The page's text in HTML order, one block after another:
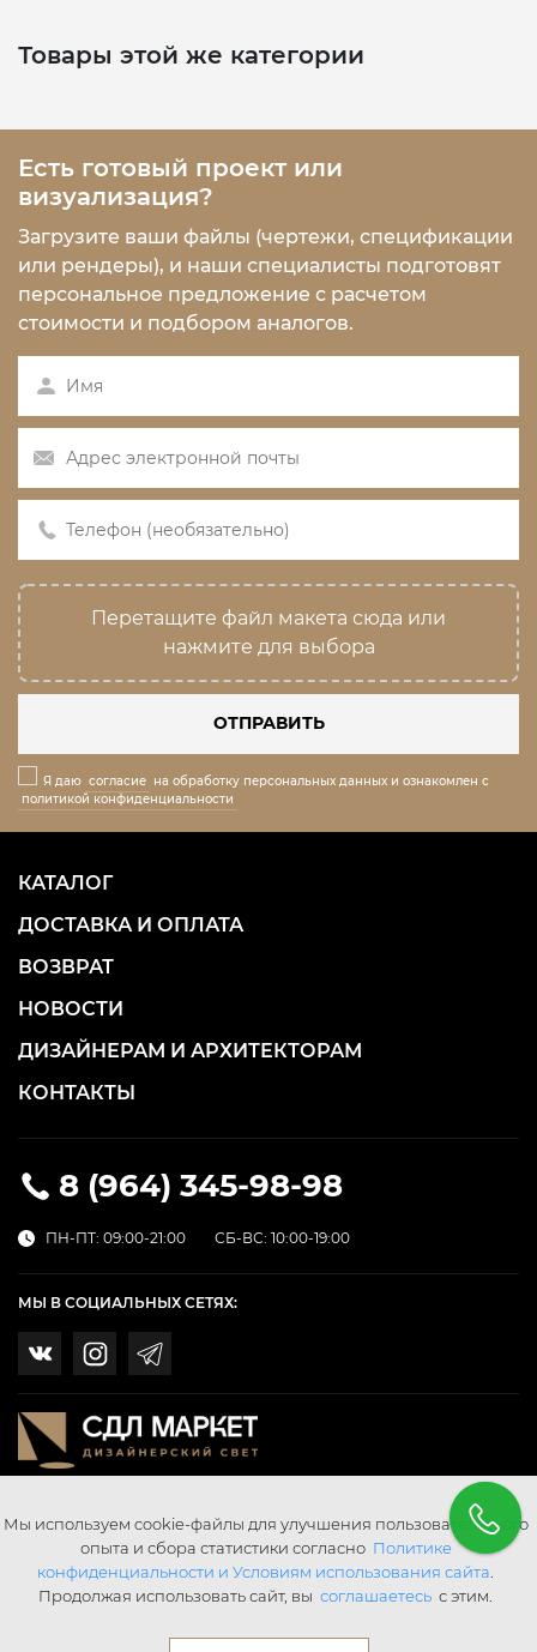
Товары этой же категории
Есть готовый проект или
визуализация?
Загрузите ваши файлы (чертежи, спецификации
или рендеры), и наши специалисты подготовят
персональное предложение с расчетом
стоимости и подбором аналогов.
Перетащите файл макета сюда или
нажмите для выбора
ОТПРАВИТЬ
Я даю согласие на обработку персональных данных и ознакомлен с
политикой конфиденциальности
8 (964) 345-98-98
ПН-ПТ: 09:00-21:00 СБ-ВС: 10:00-19:00
КАТАЛОГ
ДОСТАВКА И ОПЛАТА
ВОЗВРАТ
НОВОСТИ
ДИЗАЙНЕРАМ И АРХИТЕКТОРАМ
КОНТАКТЫ
МЫ В СОЦИАЛЬНЫХ СЕТЯХ:
Мы используем cookie-файлы для улучшения пользовательского
опыта и сбора статистики согласно Политике
конфиденциальности и Условиям использования сайта
Продолжая использовать сайт, вы соглашаетесь с этим.